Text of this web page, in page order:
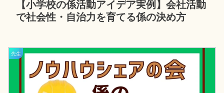
【小学校の係活動アイデア実例】会社活動
で社会性・自治力を育てる係の決め方
先生